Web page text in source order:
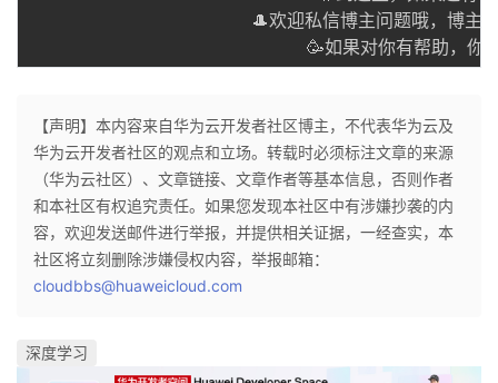
🥳如果对你有帮助
【声明】本内容来自华为云开发者社区博主，不代表华为云及
华为云开发者社区的观点和立场。转载时必须标注文章的来源
（华为云社区）、文章链接、文章作者等基本信息，否则作者
和本社区有权追究责任。如果您发现本社区中有涉嫌抄袭的内
容，欢迎发送邮件进行举报，并提供相关证据，一经查实，本
社区将立刻删除涉嫌侵权内容，举报邮箱：
cloudbbs@huaweicloud.com
深度学习